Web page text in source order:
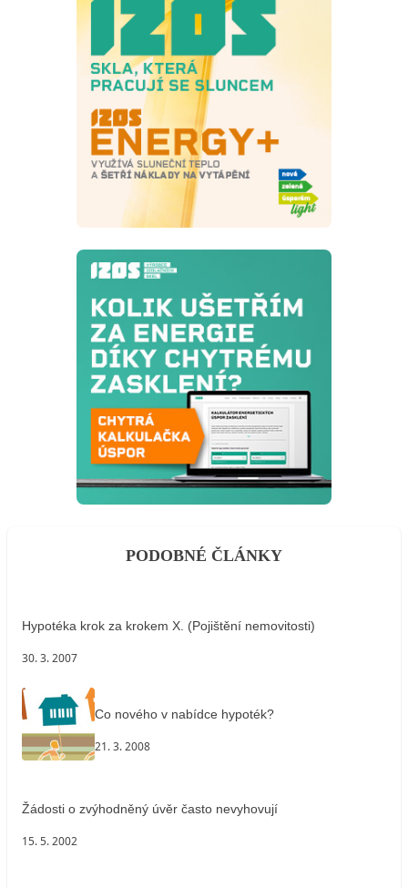
PODOBNÉ ČLÁNKY
Hypotéka krok za krokem X. (Pojištění nemovitosti)
30. 3. 2007
Co nového v nabídce hypoték?
21. 3. 2008
Žádosti o zvýhodněný úvěr často nevyhovují
15. 5. 2002